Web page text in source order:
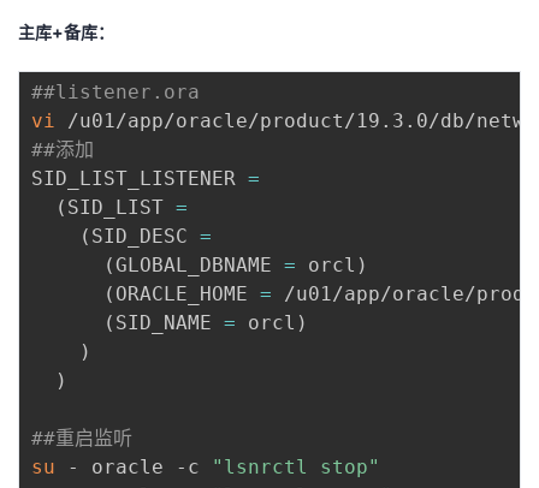
主库+备库：
##listener.ora
vi
##添加
SID_LIST_LISTENER =
( SID_LIST =
( SID_DESC =
(GLOBAL_DBNAME = orcl )
( ORACLE_HOME = /u01/app/oracle/
( SID_NAME = orcl )
)
)
##重启监听
su - oracle -c
"lsnrctl stop"